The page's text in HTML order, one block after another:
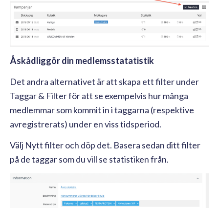
Åskådliggör din medlemsstatatistik
Det andra alternativet är att skapa ett filter under
Taggar & Filter för att se exempelvis hur många
medlemmar som kommit in i taggarna (respektive
avregistrerats) under en viss tidsperiod.
Välj Nytt filter och döp det. Basera sedan ditt filter
på de taggar som du vill se statistiken från.